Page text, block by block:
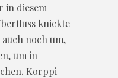
in diesem
knickte
noch um,
um in
Korppi